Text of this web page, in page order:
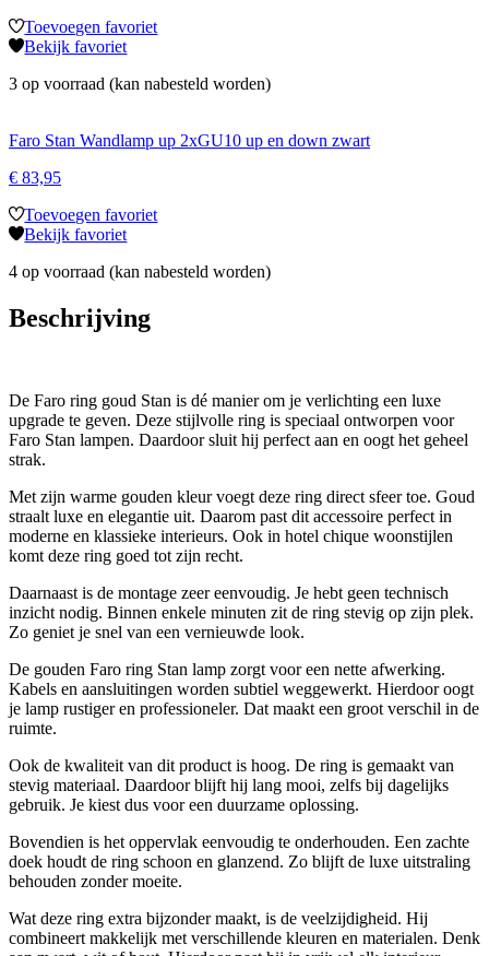
Toevoegen favoriet
Bekijk favoriet
3 op voorraad (kan nabesteld worden)
Faro Stan Wandlamp up 2xGU10 up en down zwart
€ 83,95
Toevoegen favoriet
Bekijk favoriet
4 op voorraad (kan nabesteld worden)
Beschrijving
De Faro ring goud Stan is dé manier om je verlichting een luxe
upgrade te geven. Deze stijlvolle ring is speciaal ontworpen voor
Faro Stan lampen. Daardoor sluit hij perfect aan en oogt het geheel
strak.
Met zijn warme gouden kleur voegt deze ring direct sfeer toe. Goud
straalt luxe en elegantie uit. Daarom past dit accessoire perfect in
moderne en klassieke interieurs. Ook in hotel chique woonstijlen
komt deze ring goed tot zijn recht.
Daarnaast is de montage zeer eenvoudig. Je hebt geen technisch
inzicht nodig. Binnen enkele minuten zit de ring stevig op zijn plek.
Zo geniet je snel van een vernieuwde look.
De gouden Faro ring Stan lamp zorgt voor een nette afwerking.
Kabels en aansluitingen worden subtiel weggewerkt. Hierdoor oogt
je lamp rustiger en professioneler. Dat maakt een groot verschil in de
ruimte.
Ook de kwaliteit van dit product is hoog. De ring is gemaakt van
stevig materiaal. Daardoor blijft hij lang mooi, zelfs bij dagelijks
gebruik. Je kiest dus voor een duurzame oplossing.
Bovendien is het oppervlak eenvoudig te onderhouden. Een zachte
doek houdt de ring schoon en glanzend. Zo blijft de luxe uitstraling
behouden zonder moeite.
Wat deze ring extra bijzonder maakt, is de veelzijdigheid. Hij
combineert makkelijk met verschillende kleuren en materialen. Denk